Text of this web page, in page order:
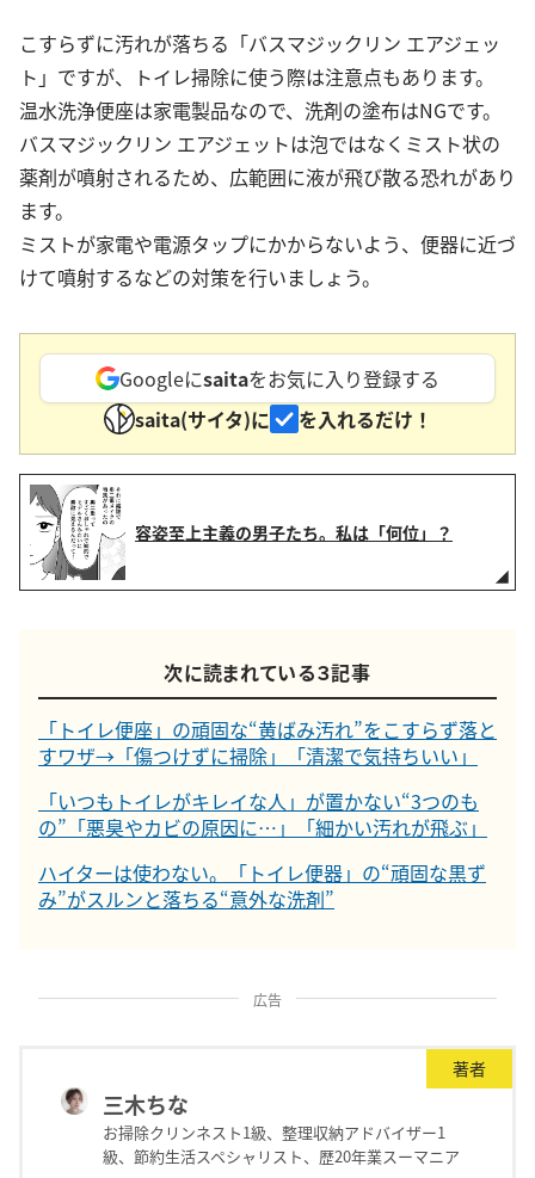
こすらずに汚れが落ちる「バスマジックリン エアジェッ
ト」ですが、トイレ掃除に使う際は注意点もあります。
温水洗浄便座は家電製品なので、洗剤の塗布はNGです。
バスマジックリン エアジェットは泡ではなくミスト状の
薬剤が噴射されるため、広範囲に液が飛び散る恐れがあり
ます。
ミストが家電や電源タップにかからないよう、便器に近づ
けて噴射するなどの対策を行いましょう。
Googleにsaitaをお気に入り登録する
saita(サイタ)に
を入れるだけ！
容姿至上主義の男子たち。私は「何位」？
次に読まれている３記事
「トイレ便座」の頑固な“黄ばみ汚れ”をこすらず落と
すワザ→「傷つけずに掃除」「清潔で気持ちいい」
「いつもトイレがキレイな人」が置かない“3つのも
の”「悪臭やカビの原因に…」「細かい汚れが飛ぶ」
ハイターは使わない。「トイレ便器」の“頑固な黒ず
み”がスルンと落ちる“意外な洗剤”
広告
著者
三木ちな
お掃除クリンネスト1級、整理収納アドバイザー1
級、節約生活スペシャリスト、歴20年業スーマニア